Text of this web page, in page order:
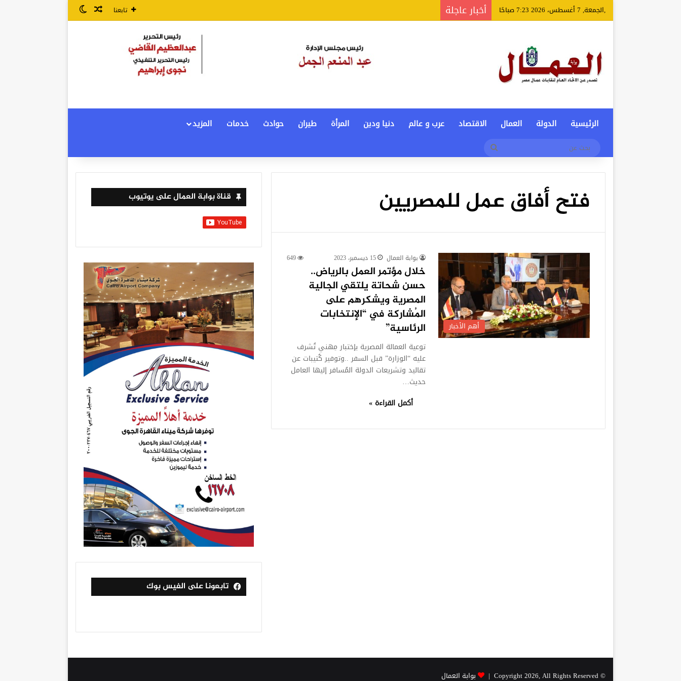
,الجمعة, 7 أغسطس، 2026 7:23 صباحًا أخبار عاجلة تابعنا مقال عشوائي
الوضع المظلم
الرئيسية الدولة العمال الاقتصاد عرب و عالم دنيا ودين المرأة طيران حوادث خدمات
المزيد
فتح أفاق عمل للمصريين
أهم الأخبار
بوابة العمال 15 ديسمبر، 2023 649
خلال مؤتمر العمل بالرياض..
حسن شحاتة يلتقي الجالية
المصرية ويشكرهم على
المُشاركة في “الإنتخابات
الرئاسية”
توعية العمالة المصرية بإختبار مِهني تُشرف
عليه “الوزارة” قبل السفر ..وتوفير كُتيبات عن
تقاليد وتشريعات الدولة المُسافر إليها العامل
حديث…
أكمل القراءة »
قناة بوابة العمال على يوتيوب
تابعونا على الفيس بوك
© Copyright 2026, All Rights Reserved | بوابة العمال